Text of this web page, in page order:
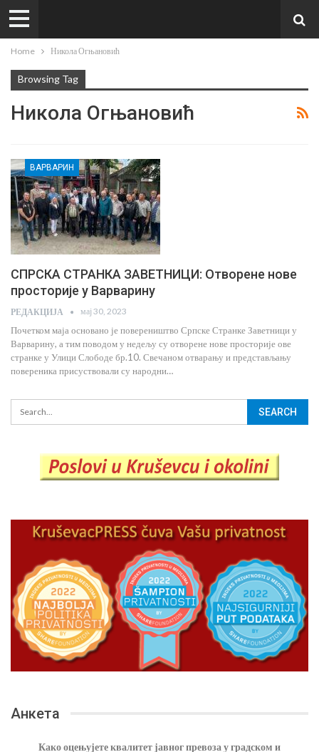
Home Никола Огњановић
Browsing Tag
Никола Огњановић
ВАРВАРИН
СПРСКА СТРАНКА ЗАВЕТНИЦИ: Отворене нове
просторије у Варварину
РЕДАКЦИЈА мај 30, 2023
Почетком маја основано је повереништво Српске Странке Заветници у
Варварину, а тим поводом у недељу су отворене нове просторије ове
странке у Улици Слободе бр.10. Свечаном отварању и представљању
повереника присуствовали су народни…
Анкета
Како оцењујете квалитет јавног превоза у градском и